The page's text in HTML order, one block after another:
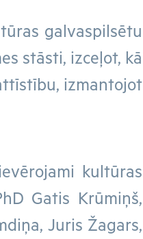
galvaspilsētu
stāsti, izceļot, kā
izmantojot
kultūras
Gatis Krūmiņš,
Juris Žagars,